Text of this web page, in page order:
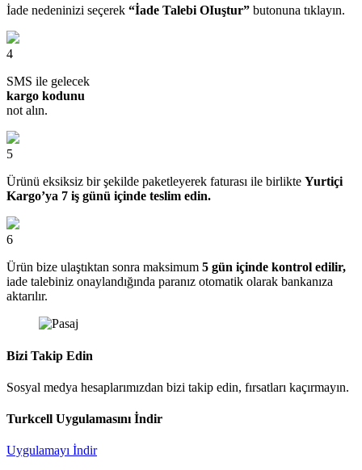
İade nedeninizi seçerek “İade Talebi OIuştur” butonuna tıklayın.
4
SMS ile gelecek
kargo kodunu
not alın.
5
Ürünü eksiksiz bir şekilde paketleyerek faturası ile birlikte Yurtiçi
Kargo’ya 7 iş günü içinde teslim edin.
6
Ürün bize ulaştıktan sonra maksimum 5 gün içinde kontrol edilir,
iade talebiniz onaylandığında paranız otomatik olarak bankanıza
aktarılır.
Bizi Takip Edin
Sosyal medya hesaplarımızdan bizi takip edin, fırsatları kaçırmayın.
Turkcell Uygulamasını İndir
Uygulamayı İndir